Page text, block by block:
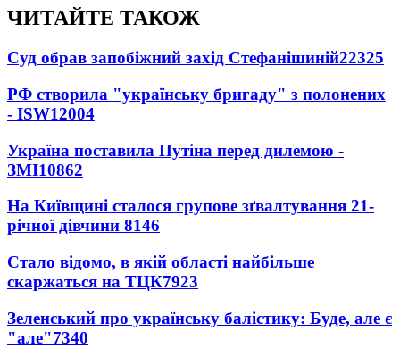
ЧИТАЙТЕ ТАКОЖ
Суд обрав запобіжний захід Стефанішиній22325
РФ створила "українську бригаду" з полонених
- ISW12004
Україна поставила Путіна перед дилемою -
ЗМІ10862
На Київщині сталося групове зґвалтування 21-
річної дівчини 8146
Стало відомо, в якій області найбільше
скаржаться на ТЦК7923
Зеленський про українську балістику: Буде, але є
"але"7340